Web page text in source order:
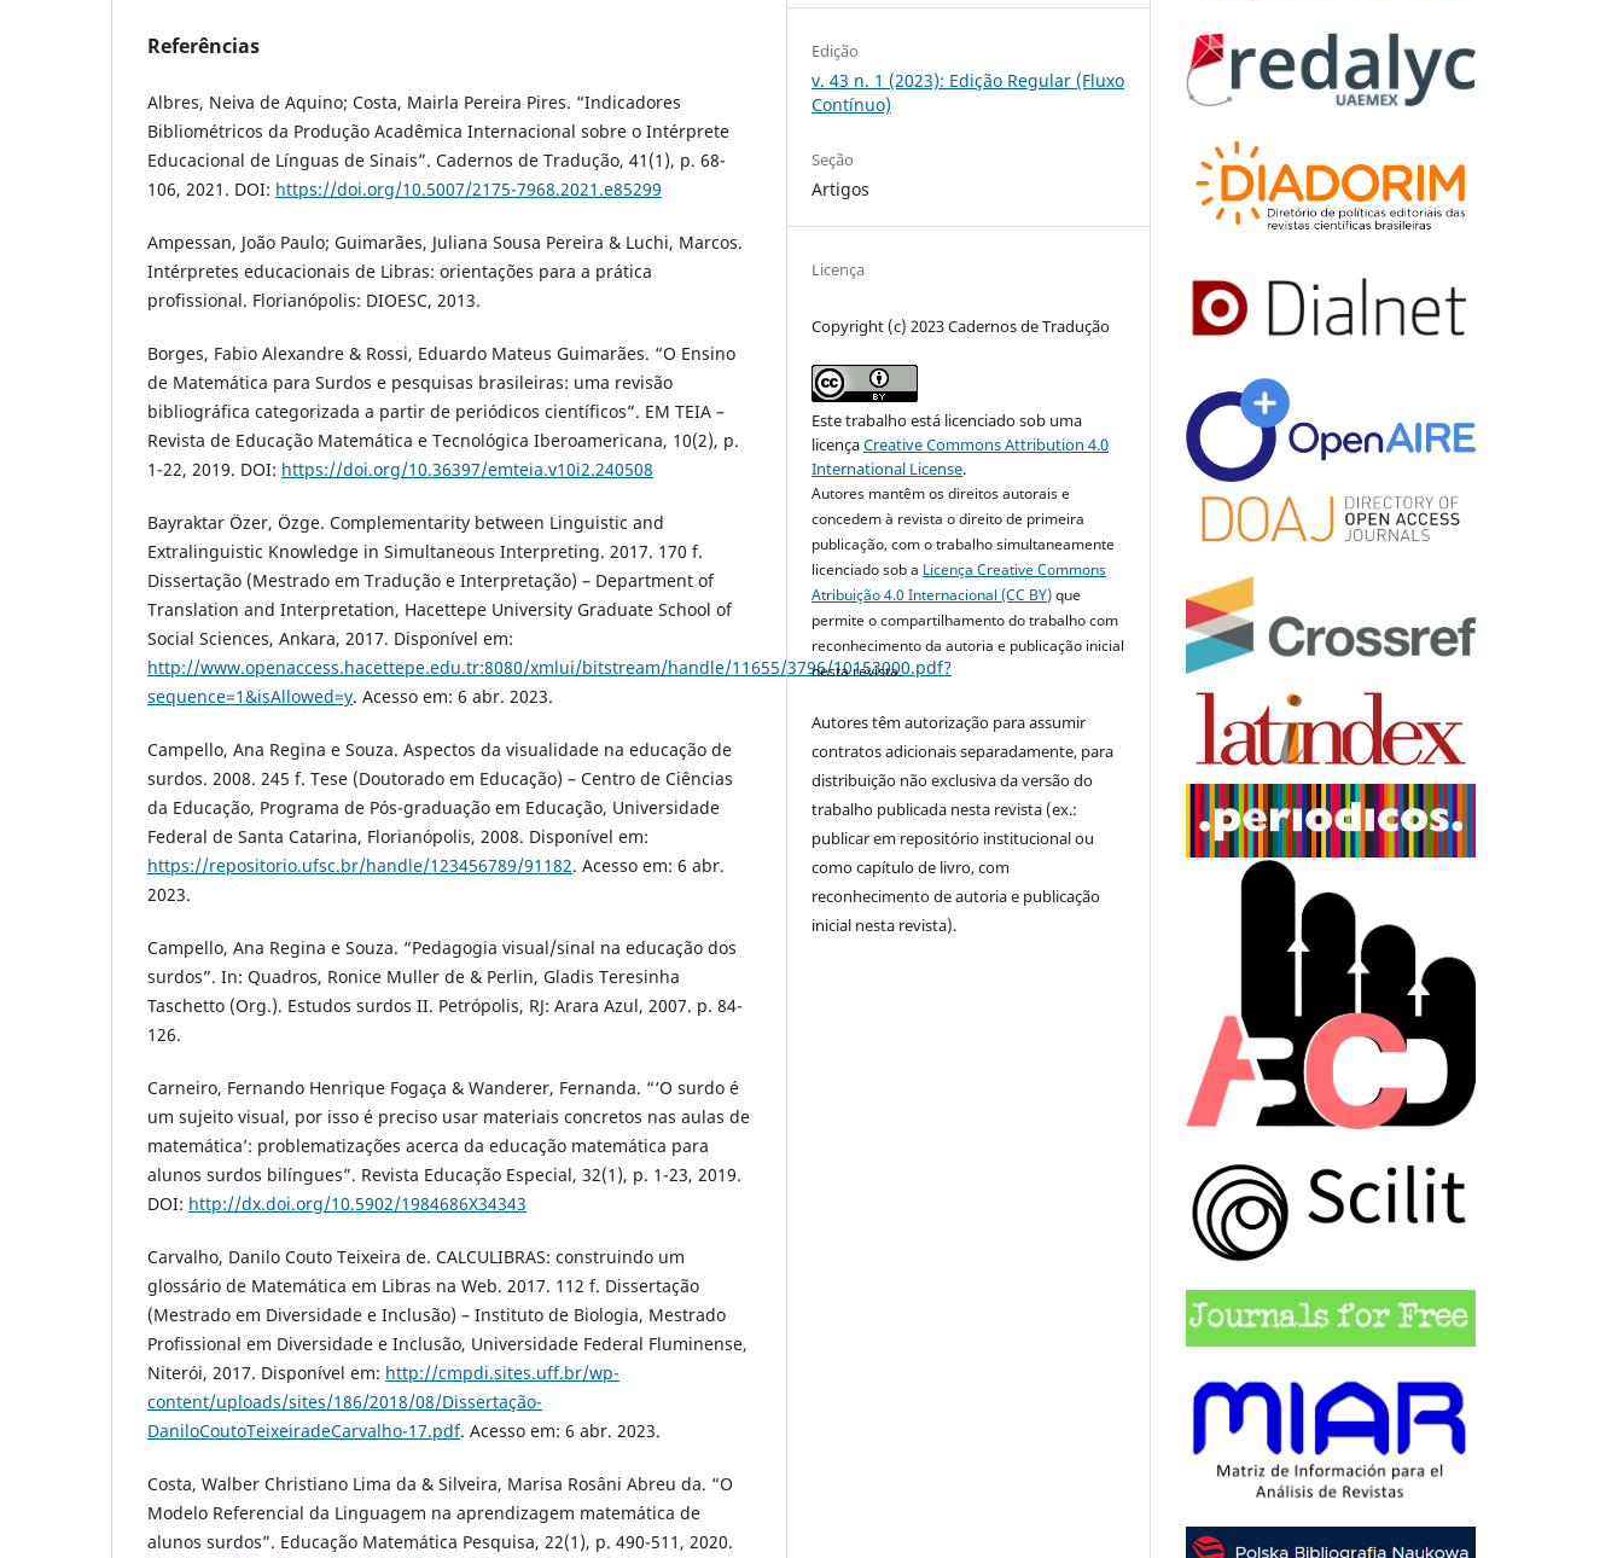
Referências
Albres, Neiva de Aquino; Costa, Mairla Pereira Pires. “Indicadores
Bibliométricos da Produção Acadêmica Internacional sobre o Intérprete
Educacional de Línguas de Sinais”. Cadernos de Tradução, 41(1), p. 68-
106, 2021. DOI: https://doi.org/10.5007/2175-7968.2021.e85299
Ampessan, João Paulo; Guimarães, Juliana Sousa Pereira & Luchi, Marcos.
Intérpretes educacionais de Libras: orientações para a prática
profissional. Florianópolis: DIOESC, 2013.
Borges, Fabio Alexandre & Rossi, Eduardo Mateus Guimarães. “O Ensino
de Matemática para Surdos e pesquisas brasileiras: uma revisão
bibliográfica categorizada a partir de periódicos científicos”. EM TEIA –
Revista de Educação Matemática e Tecnológica Iberoamericana, 10(2), p.
1-22, 2019. DOI: https://doi.org/10.36397/emteia.v10i2.240508
Bayraktar Özer, Özge. Complementarity between Linguistic and
Extralinguistic Knowledge in Simultaneous Interpreting. 2017. 170 f.
Dissertação (Mestrado em Tradução e Interpretação) – Department of
Translation and Interpretation, Hacettepe University Graduate School of
Social Sciences, Ankara, 2017. Disponível em:
http://www.openaccess.hacettepe.edu.tr:8080/xmlui/bitstream/handle/11655/3796/10153000.pdf?
sequence=1&isAllowed=y. Acesso em: 6 abr. 2023.
Campello, Ana Regina e Souza. Aspectos da visualidade na educação de
surdos. 2008. 245 f. Tese (Doutorado em Educação) – Centro de Ciências
da Educação, Programa de Pós-graduação em Educação, Universidade
Federal de Santa Catarina, Florianópolis, 2008. Disponível em:
https://repositorio.ufsc.br/handle/123456789/91182. Acesso em: 6 abr.
2023.
Campello, Ana Regina e Souza. “Pedagogia visual/sinal na educação dos
surdos”. In: Quadros, Ronice Muller de & Perlin, Gladis Teresinha
Taschetto (Org.). Estudos surdos II. Petrópolis, RJ: Arara Azul, 2007. p. 84-
126.
Carneiro, Fernando Henrique Fogaça & Wanderer, Fernanda. “‘O surdo é
um sujeito visual, por isso é preciso usar materiais concretos nas aulas de
matemática’: problematizações acerca da educação matemática para
alunos surdos bilíngues”. Revista Educação Especial, 32(1), p. 1-23, 2019.
DOI: http://dx.doi.org/10.5902/1984686X34343
Carvalho, Danilo Couto Teixeira de. CALCULIBRAS: construindo um
glossário de Matemática em Libras na Web. 2017. 112 f. Dissertação
(Mestrado em Diversidade e Inclusão) – Instituto de Biologia, Mestrado
Profissional em Diversidade e Inclusão, Universidade Federal Fluminense,
Niterói, 2017. Disponível em: http://cmpdi.sites.uff.br/wp-
content/uploads/sites/186/2018/08/Dissertação-
DaniloCoutoTeixeiradeCarvalho-17.pdf. Acesso em: 6 abr. 2023.
Costa, Walber Christiano Lima da & Silveira, Marisa Rosâni Abreu da. “O
Modelo Referencial da Linguagem na aprendizagem matemática de
alunos surdos”. Educação Matemática Pesquisa, 22(1), p. 490-511, 2020.
Edição
v. 43 n. 1 (2023): Edição Regular (Fluxo
Contínuo)
Seção
Artigos
Licença
Copyright (c) 2023 Cadernos de Tradução
Este trabalho está licenciado sob uma
licençaCreative Commons Attribution 4.0
International License.
Autores mantêm os direitos autorais e
concedem à revista o direito de primeira
publicação, com o trabalho simultaneamente
licenciado sob a Licença Creative Commons
Atribuição 4.0 Internacional (CC BY)que
permite o compartilhamento do trabalho com
reconhecimento da autoria e publicação inicial
nesta revista.
Autores têm autorização para assumir
contratos adicionais separadamente, para
distribuição não exclusiva da versão do
trabalho publicada nesta revista (ex.:
publicar em repositório institucional ou
como capítulo de livro, com
reconhecimento de autoria e publicação
inicial nesta revista).